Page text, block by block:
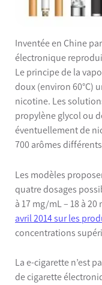
Inventée en Chine
électronique
Le principe de la
doux (environ 60°C)
nicotine. Les
propylène glycol ou
éventuellement de
700 arômes
Les modèles
quatre dosages
à 17 mg/mL – 18 à 20
avril 2014 sur les
concentrations
La e-cigarette n’est
de cigarette